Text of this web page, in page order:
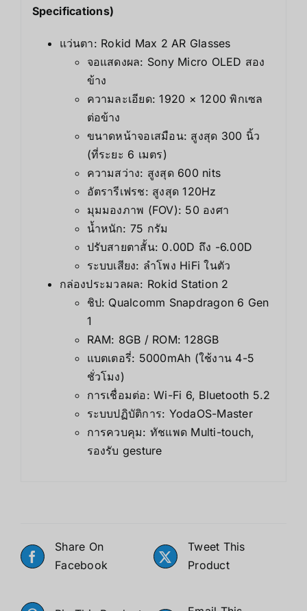
Specifications)
แว่นตา: Rokid Max 2 AR Glasses
จอแสดงผล: Sony Micro OLED สอง
ข้าง
ความละเอียด: 1920 × 1200 พิกเซล
ต่อข้าง
ขนาดหน้าจอเสมือน: สูงสุด 300 นิ้ว
(ที่ระยะ 6 เมตร)
ความสว่าง: สูงสุด 600 nits
อัตรารีเฟรช: สูงสุด 120Hz
มุมมองภาพ (FOV): 50 องศา
น้ำหนัก: 75 กรัม
ปรับสายตาสั้น: 0.00D ถึง -6.00D
ระบบเสียง: ลำโพง HiFi ในตัว
กล่องประมวลผล: Rokid Station 2
ชิป: Qualcomm Snapdragon 6 Gen
1
RAM: 8GB / ROM: 128GB
แบตเตอรี่: 5000mAh (ใช้งาน 4-5
ชั่วโมง)
การเชื่อมต่อ: Wi-Fi 6, Bluetooth 5.2
ระบบปฏิบัติการ: YodaOS-Master
การควบคุม: ทัชแพด Multi-touch,
รองรับ gesture
Share On
Facebook
Tweet This
Product